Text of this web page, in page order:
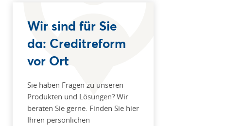
Wir sind für Sie
da: Creditreform
vor Ort
Sie haben Fragen zu unseren
Produkten und Lösungen? Wir
beraten Sie gerne. Finden Sie hier
Ihren persönlichen